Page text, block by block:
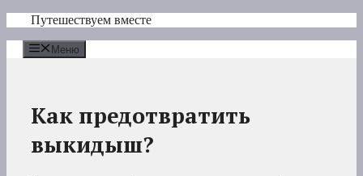
Перейти
содержимому
Путешествуем вместе
Меню
Как предотвратить
выкидыш?